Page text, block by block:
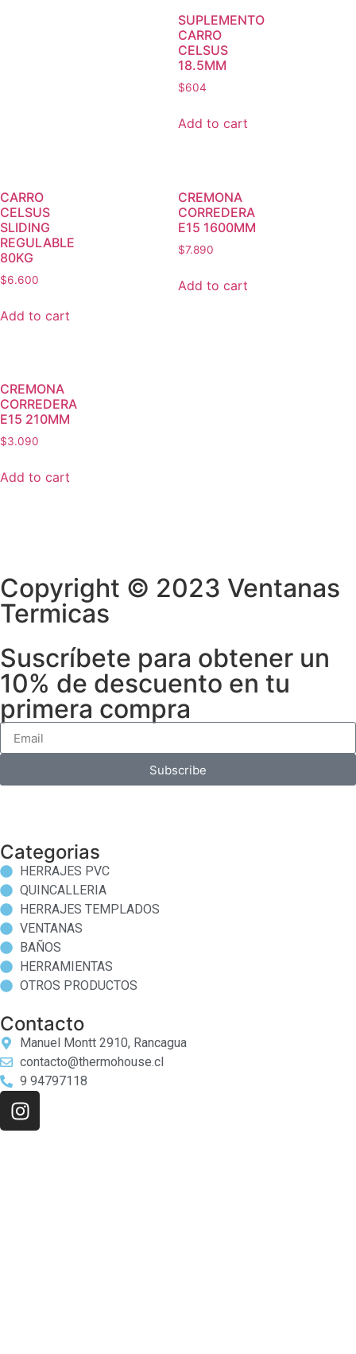
SUPLEMENTO
CARRO
CELSUS
18.5MM
$604
Add to cart
CARRO
CELSUS
SLIDING
REGULABLE
80KG
$6.600
Add to cart
CREMONA
CORREDERA
E15 1600MM
$7.890
Add to cart
CREMONA
CORREDERA
E15 210MM
$3.090
Add to cart
Copyright © 2023 Ventanas
Termicas
Suscríbete para obtener un
10% de descuento en tu
primera compra
Subscribe
Categorias
HERRAJES PVC
QUINCALLERIA
HERRAJES TEMPLADOS
VENTANAS
BAÑOS
HERRAMIENTAS
OTROS PRODUCTOS
Contacto
Manuel Montt 2910, Rancagua
contacto@thermohouse.cl
9 94797118